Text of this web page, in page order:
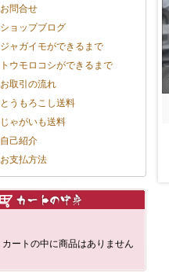
お問合せ
ショップブログ
ジャガイモができるまで
トウモロコシができるまで
お取引の流れ
とうもろこし送料
じゃがいも送料
自己紹介
お支払方法
カートの中に商品はありません